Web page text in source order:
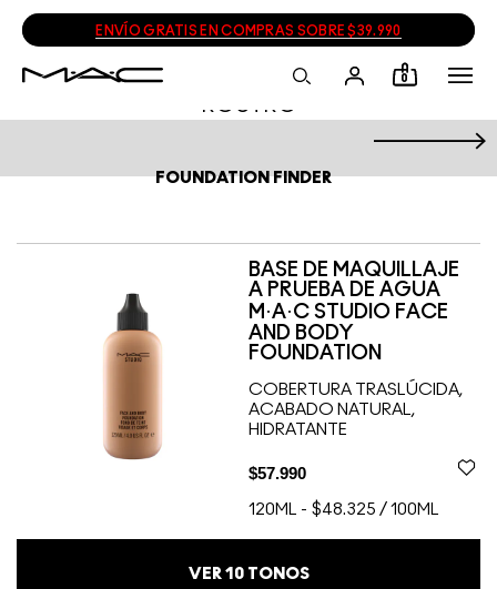
ENVÍO GRATIS EN COMPRAS SOBRE $39.990
0
ROSTRO
FOUNDATION FINDER
BASE DE MAQUILLAJE
A PRUEBA DE AGUA
M·A·C STUDIO FACE
AND BODY
FOUNDATION
COBERTURA TRASLÚCIDA,
ACABADO NATURAL,
HIDRATANTE
$57.990
120ML - $48.325 / 100ML
VER 10TONOS